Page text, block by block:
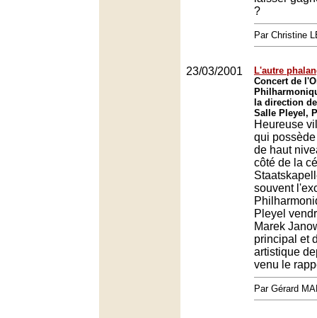
?
Par Christine
23/03/2001
L'autre
Concert de
la direction
Salle Pleyel,
Heureuse
qui
de haut
côté de la
souvent
Pleyel
Marek
principal et
artistique
venu le
Par Gérard